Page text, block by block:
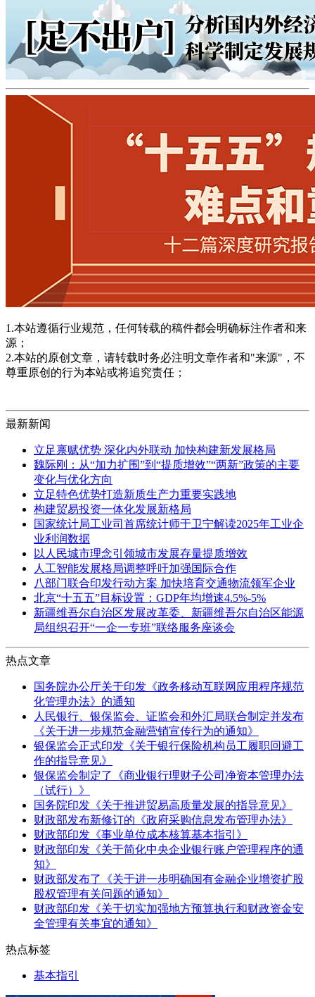
1.本站遵循行业规范，任何转载的稿件都会明确标注作者和来
源；
2.本站的原创文章，请转载时务必注明文章作者和"来源"，不
尊重原创的行为本站或将追究责任；
最新新闻
立足禀赋优势 深化内外联动 加快构建新发展格局
魏际刚：从“加力扩围”到“提质增效”“两新”政策的主要
变化与优化方向
立足特色优势打造新质生产力重要实践地
构建贸易投资一体化发展新格局
国家统计局工业司首席统计师于卫宁解读2025年工业企
业利润数据
以人民城市理念引领城市发展存量提质增效
人工智能发展格局调整呼吁加强国际合作
八部门联合印发行动方案 加快培育交通物流领军企业
北京“十五五”目标设置：GDP年均增速4.5%-5%
新疆维吾尔自治区发展改革委、新疆维吾尔自治区能源
局组织召开“一企一专班”联络服务座谈会
热点文章
国务院办公厅关于印发《政务移动互联网应用程序规范
化管理办法》的通知
人民银行、银保监会、证监会和外汇局联合制定并发布
《关于进一步规范金融营销宣传行为的通知》
银保监会正式印发《关于银行保险机构员工履职回避工
作的指导意见》
银保监会制定了《商业银行理财子公司净资本管理办法
（试行）》
国务院印发《关于推进贸易高质量发展的指导意见》
财政部发布新修订的《政府采购信息发布管理办法》
财政部印发《事业单位成本核算基本指引》
财政部印发《关于简化中央企业银行账户管理程序的通
知》
财政部发布了《关于进一步明确国有金融企业增资扩股
股权管理有关问题的通知》
财政部印发《关于切实加强地方预算执行和财政资金安
全管理有关事宜的通知》
热点标签
基本指引